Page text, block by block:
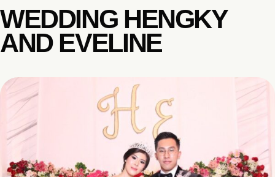
WEDDING HENGKY
AND EVELINE